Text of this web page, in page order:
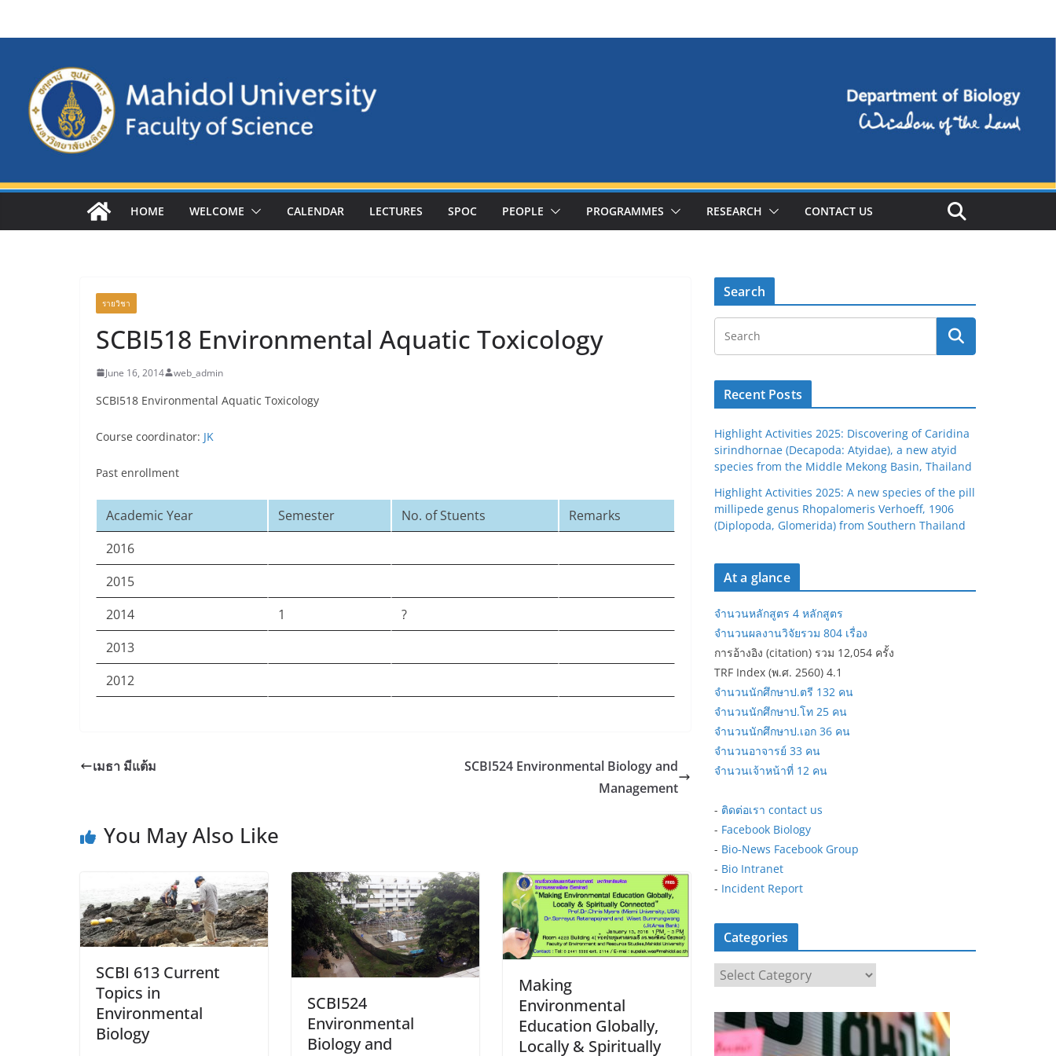
HOME WELCOME CALENDAR LECTURES SPOC PEOPLE PROGRAMMES RESEARCH CONTACT US
รายวิชา
SCBI518 Environmental Aquatic Toxicology
June 16, 2014 web_admin
SCBI518 Environmental Aquatic Toxicology
Course coordinator: JK
Past enrollment
Academic Year Semester No. of Stuents
Remarks
2016
2015
2014
1
?
2013
2012
เมธา มีแต้ม
SCBI524 Environmental Biology and
Management
You May Also Like
SCBI 613 Current
Topics in
Environmental
Biology
SCBI524
Environmental
Biology and
Making
Environmental
Education Globally,
Locally & Spiritually
Search
Recent Posts
Highlight Activities 2025: Discovering of Caridina
sirindhornae (Decapoda: Atyidae), a new atyid
species from the Middle Mekong Basin, Thailand
Highlight Activities 2025: A new species of the pill
millipede genus Rhopalomeris Verhoeff, 1906
(Diplopoda, Glomerida) from Southern Thailand
At a glance
จำนวนหลักสูตร 4 หลักสูตร
จำนวนผลงานวิจัยรวม 804 เรื่อง
การอ้างอิง (citation) รวม 12,054 ครั้ง
TRF Index (พ.ศ. 2560) 4.1
จำนวนนักศึกษาป.ตรี 132 คน
จำนวนนักศึกษาป.โท 25 คน
จำนวนนักศึกษาป.เอก 36 คน
จำนวนอาจารย์ 33 คน
จำนวนเจ้าหน้าที่ 12 คน
- ติดต่อเรา contact us
- Facebook Biology
- Bio-News Facebook Group
- Bio Intranet
- Incident Report
Categories
a
t
e
g